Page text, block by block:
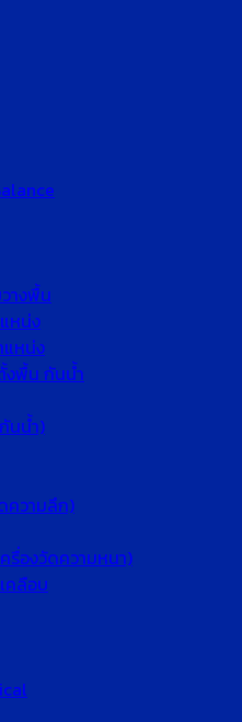
างพื้น
หน่ง
แหน่ง
งพื้น กันน้ำ
นน้ำ)
ความลึก)
รื่องวัดความหนา)
คลือบ